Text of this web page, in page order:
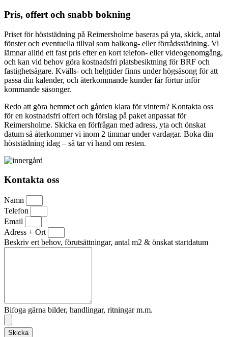
Pris, offert och snabb bokning
Priset för höststädning på Reimersholme baseras på yta, skick, antal
fönster och eventuella tillval som balkong- eller förrådsstädning. Vi
lämnar alltid ett fast pris efter en kort telefon- eller videogenomgång,
och kan vid behov göra kostnadsfri platsbesiktning för BRF och
fastighetsägare. Kvälls- och helgtider finns under högsäsong för att
passa din kalender, och återkommande kunder får förtur inför
kommande säsonger.
Redo att göra hemmet och gården klara för vintern? Kontakta oss
för en kostnadsfri offert och förslag på paket anpassat för
Reimersholme. Skicka en förfrågan med adress, yta och önskat
datum så återkommer vi inom 2 timmar under vardagar. Boka din
höststädning idag – så tar vi hand om resten.
Kontakta oss
Namn
Telefon
Email
Adress + Ort
Beskriv ert behov, förutsättningar, antal m2 & önskat startdatum
Bifoga gärna bilder, handlingar, ritningar m.m.
Skicka